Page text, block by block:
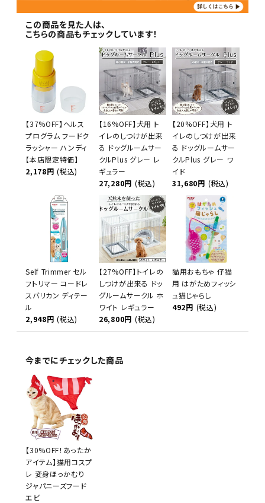
この商品を見た人は、
こちらの商品もチェックしています！
【37%OFF】ヘルス
プログラム フードク
ラッシャー ハンディ
【本店限定特価】
2,178円 (税込)
【16%OFF】犬用 ト
イレのしつけが出来
る ドッグルームサー
クルPlus グレー レ
ギュラー
27,280円 (税込)
【20%OFF】犬用 ト
イレのしつけが出来
る ドッグルームサー
クルPlus グレー ワ
イド
31,680円 (税込)
Self Trimmer セル
フトリマー コードレ
スバリカン ディテー
ル
2,948円 (税込)
【27%OFF】トイレの
しつけが出来る ドッ
グルームサークル ホ
ワイト レギュラー
26,800円 (税込)
猫用おもちゃ 仔猫
用 はがためフィッシ
ュ猫じゃらし
492円 (税込)
今までにチェックした商品
【30%OFF！あったか
アイテム】猫用コスプ
レ 変身ほっかむり
ジャパニーズフード
エビ